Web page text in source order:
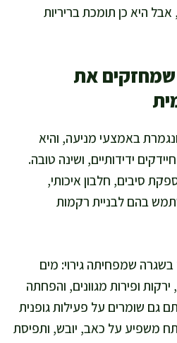
היא כן תומכת בריריות
שמחזקים את
באמצעי מניעה, והיא
ידידותיים, ושינה טובה.
סיבים, חלבון איכותי,
בהם לבניית רקמות
שמפחיתה גירוי: מים
ופירות מגוונים, והפחתה
גם שומרים על פעילות גופנית
משפיע על כאב, יובש, ותפיסת